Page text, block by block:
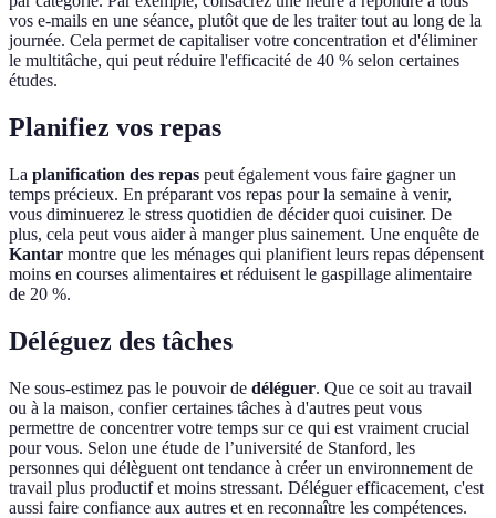
vos e-mails en une séance, plutôt que de les traiter tout au long de la
journée. Cela permet de capitaliser votre concentration et d'éliminer
le multitâche, qui peut réduire l'efficacité de 40 % selon certaines
études.
Planifiez vos repas
La planification des repas peut également vous faire gagner un
temps précieux. En préparant vos repas pour la semaine à venir,
vous diminuerez le stress quotidien de décider quoi cuisiner. De
plus, cela peut vous aider à manger plus sainement. Une enquête de
Kantar montre que les ménages qui planifient leurs repas dépensent
moins en courses alimentaires et réduisent le gaspillage alimentaire
de 20 %.
Déléguez des tâches
Ne sous-estimez pas le pouvoir de déléguer. Que ce soit au travail
ou à la maison, confier certaines tâches à d'autres peut vous
permettre de concentrer votre temps sur ce qui est vraiment crucial
pour vous. Selon une étude de l’université de Stanford, les
personnes qui délèguent ont tendance à créer un environnement de
travail plus productif et moins stressant. Déléguer efficacement, c'est
aussi faire confiance aux autres et en reconnaître les compétences.